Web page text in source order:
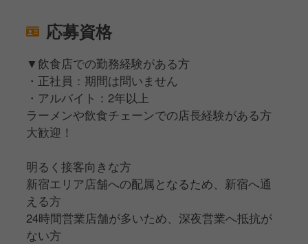
応募資格
▼飲食店での勤務経験がある方
・正社員：期間は問いません
・アルバイト：2年以上
ラーメンや飲食チェーンでの店長経験がある方
大歓迎！
明るく接客向きな方
新宿エリア店舗への配属となるため、新宿へ通
える方
24時間営業店舗が多いため、深夜営業へ抵抗が
ない方